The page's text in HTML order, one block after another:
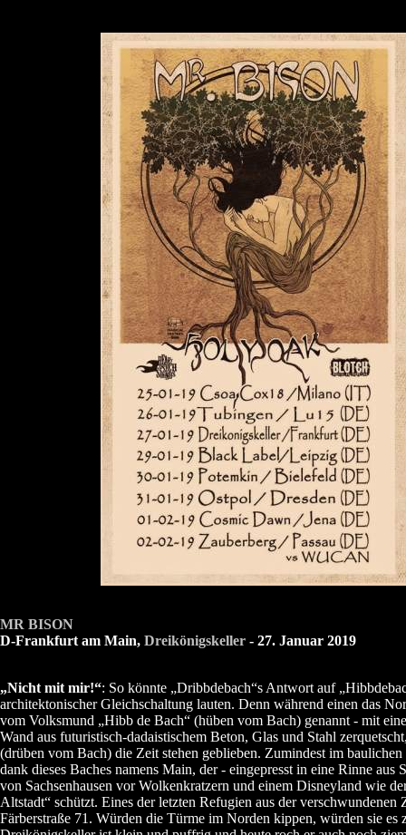
MR BISON
D-Frankfurt am Main, Dreikönigskeller - 27. Januar 2019
„Nicht mit mir!“: So könnte „Dribbdebach“s Antwort auf
architektonischer Gleichschaltung lauten. Denn während einen das
vom Volksmund „Hibb de Bach“ (hüben vom Bach) genannt - mit
Wand aus futuristisch-dadaistischem Beton, Glas und Stahl
(drüben vom Bach) die Zeit stehen geblieben. Zumindest im
dank dieses Baches namens Main, der - eingepresst in eine Rinne aus
von Sachsenhausen vor Wolkenkratzern und einem Disneyland wie
Altstadt“ schützt. Eines der letzten Refugien aus der verschwundenen
Färberstraße 71. Würden die Türme im Norden kippen, würden sie es